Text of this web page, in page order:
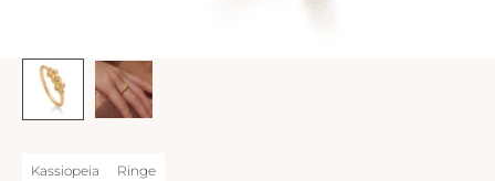
Kassiopeia Ringe